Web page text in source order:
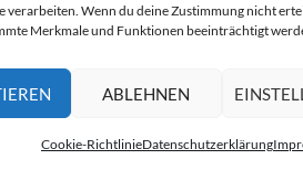
verarbeiten. Wenn du deine Zustimmung nicht
Merkmale und Funktionen beeinträchtigt
ABLEHNEN
Cookie-RichtlinieDatenschutzerklärung